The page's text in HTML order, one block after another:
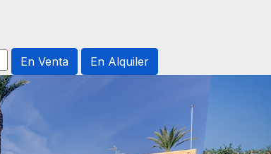
En Venta En Alquiler